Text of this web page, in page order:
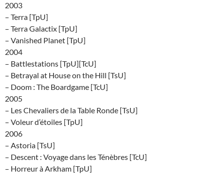
2003
– Terra [TpU]
– Terra Galactix [TpU]
– Vanished Planet [TpU]
2004
– Battlestations [TpU][TcU]
– Betrayal at House on the Hill [TsU]
– Doom : The Boardgame [TcU]
2005
– Les Chevaliers de la Table Ronde [TsU]
– Voleur d’étoiles [TpU]
2006
– Astoria [TsU]
– Descent : Voyage dans les Ténèbres [TcU]
– Horreur à Arkham [TpU]